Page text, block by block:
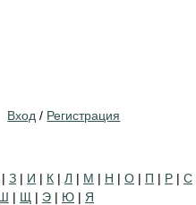
Вход / Регистрация
| З | И | К | Л | М | Н | О | П | Р | С
| Щ | Э | Ю | Я